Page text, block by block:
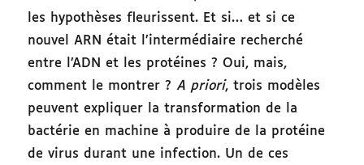
les hypothèses fleurissent. Et si… et si ce
nouvel ARN était l’intermédiaire recherché
entre l’ADN et les protéines ? Oui, mais,
comment le montrer ?A priori, trois modèles
peuvent expliquer la transformation de la
bactérie en machine à produire de la protéine
de virus durant une infection. Un de ces